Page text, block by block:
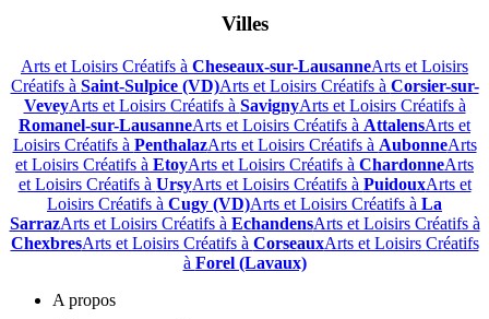
Villes
Arts et Loisirs Créatifs à Cheseaux-sur-LausanneArts et Loisirs
Créatifs à Saint-Sulpice (VD)Arts et Loisirs Créatifs à Corsier-sur-
VeveyArts et Loisirs Créatifs à SavignyArts et Loisirs Créatifs à
Romanel-sur-LausanneArts et Loisirs Créatifs à AttalensArts et
Loisirs Créatifs à PenthalazArts et Loisirs Créatifs à AubonneArts
et Loisirs Créatifs à EtoyArts et Loisirs Créatifs à ChardonneArts
et Loisirs Créatifs à UrsyArts et Loisirs Créatifs à PuidouxArts et
Loisirs Créatifs à Cugy (VD)Arts et Loisirs Créatifs à La
SarrazArts et Loisirs Créatifs à EchandensArts et Loisirs Créatifs à
ChexbresArts et Loisirs Créatifs à CorseauxArts et Loisirs Créatifs
à Forel (Lavaux)
A propos